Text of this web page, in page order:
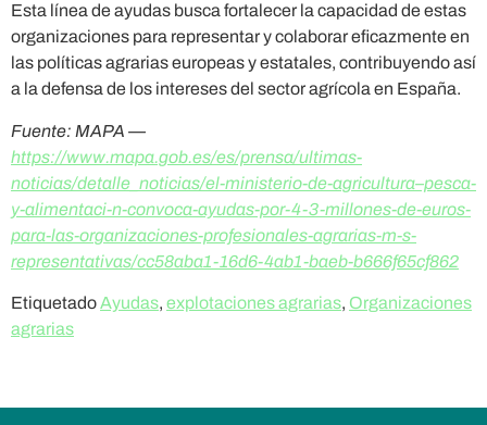
Esta línea de ayudas busca fortalecer la capacidad de estas
organizaciones para representar y colaborar eficazmente en
las políticas agrarias europeas y estatales, contribuyendo así
a la defensa de los intereses del sector agrícola en España.
Fuente: MAPA —
https://www.mapa.gob.es/es/prensa/ultimas-
noticias/detalle_noticias/el-ministerio-de-agricultura–pesca-
y-alimentaci-n-convoca-ayudas-por-4-3-millones-de-euros-
para-las-organizaciones-profesionales-agrarias-m-s-
representativas/cc58aba1-16d6-4ab1-baeb-b666f65cf862
EtiquetadoAyudas, explotaciones agrarias, Organizaciones
agrarias